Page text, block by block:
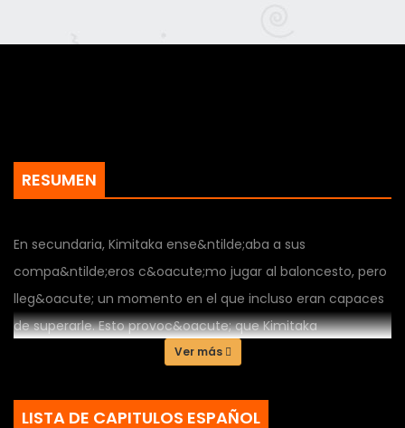
RESUMEN
En secundaria, Kimitaka ense&ntilde;aba a sus
compa&ntilde;eros c&oacute;mo jugar al baloncesto, pero
lleg&oacute; un momento en el que incluso eran capaces
de superarle. Esto provoc&oacute; que Kimitaka
comenzara a sentir celos y frustraci&oacute;n por ya no
asunto lleg&oacute; a tal punto, que ocurri&oacute; un
Ver más
LISTA DE CAPITULOS ESPAÑOL